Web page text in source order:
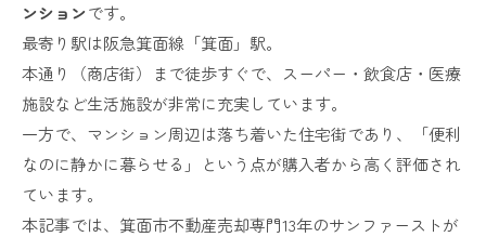
ンションです。
最寄り駅は阪急箕面線「箕面」駅。
本通り（商店街）まで徒歩すぐで、スーパー・飲食店・医療
施設など生活施設が非常に充実しています。
一方で、マンション周辺は落ち着いた住宅街であり、「便利
なのに静かに暮らせる」という点が購入者から高く評価され
ています。
本記事では、箕面市不動産売却専門13年のサンファーストが